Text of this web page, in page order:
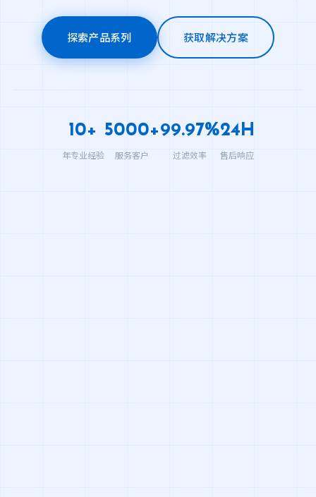
探索产品系列 获取解决方案
10+
年专业经验
5000+
服务客户
99.97%
过滤效率
24H
售后响应